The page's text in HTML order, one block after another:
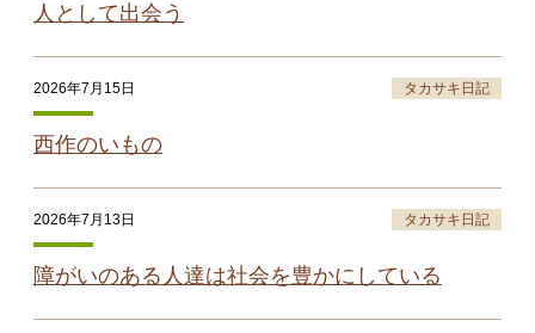
人として出会う
2026年7月15日 タカサキ日記
西作のいもの
2026年7月13日 タカサキ日記
障がいのある人達は社会を豊かにしている